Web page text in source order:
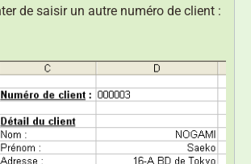
de saisir un autre numéro de client :